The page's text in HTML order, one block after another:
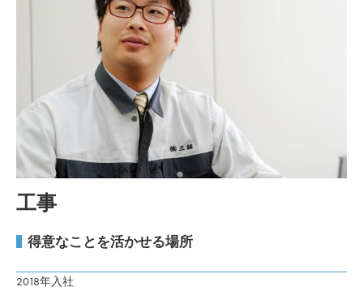
工事
得意なことを活かせる場所
2018年入社